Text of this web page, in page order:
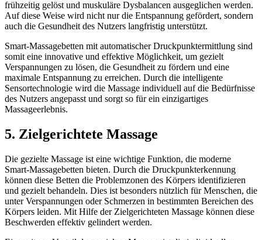
frühzeitig gelöst und muskuläre Dysbalancen ausgeglichen werden.
Auf diese Weise wird nicht nur die Entspannung gefördert, sondern
auch die Gesundheit des Nutzers langfristig unterstützt.
Smart-Massagebetten mit automatischer Druckpunktermittlung sind
somit eine innovative und effektive Möglichkeit, um gezielt
Verspannungen zu lösen, die Gesundheit zu fördern und eine
maximale Entspannung zu erreichen. Durch die intelligente
Sensortechnologie wird die Massage individuell auf die Bedürfnisse
des Nutzers angepasst und sorgt so für ein einzigartiges
Massageerlebnis.
5. Zielgerichtete Massage
Die gezielte Massage ist eine wichtige Funktion, die moderne
Smart-Massagebetten bieten. Durch die Druckpunkterkennung
können diese Betten die Problemzonen des Körpers identifizieren
und gezielt behandeln. Dies ist besonders nützlich für Menschen, die
unter Verspannungen oder Schmerzen in bestimmten Bereichen des
Körpers leiden. Mit Hilfe der Zielgerichteten Massage können diese
Beschwerden effektiv gelindert werden.